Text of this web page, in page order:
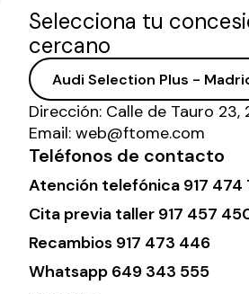
Selecciona tu
cercano
Dirección: Calle de Tauro
Email: web@ftome.com
Teléfonos de contacto
Atención telefónica 917 474
Cita previa taller 917 457
Recambios 917 473 446
Whatsapp 649 343 555